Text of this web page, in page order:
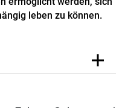
leben zu können.